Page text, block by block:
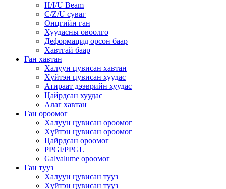
H/I/U Beam
C/Z/U суваг
Өнцгийн ган
Хуудасны овоолго
Деформацид орсон баар
Хавтгай баар
Ган хавтан
Халуун цувисан хавтан
Хүйтэн цувисан хуудас
Атираат дээврийн хуудас
Цайрдсан хуудас
Алаг хавтан
Ган ороомог
Халуун цувисан ороомог
Хүйтэн цувисан ороомог
Цайрдсан ороомог
PPGI/PPGL
Galvalume ороомог
Ган тууз
Халуун цувисан тууз
Хүйтэн цувисан тууз